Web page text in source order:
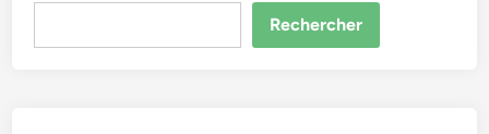
Rechercher